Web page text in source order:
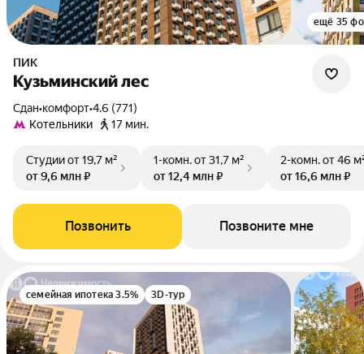
ещё 35
ПИК
Кузьминский лес
Сдан•комфорт•4.6 (771)
Котельники
17 мин.
Студииот 19,7 м²
от 9,6 млн ₽
1-комн.от 31,7 м²
от 12,4 млн ₽
2-комн.от 46
от 16,6 млн ₽
Позвонить Позвоните мне
семейная ипотека 3.5% 3D-тур